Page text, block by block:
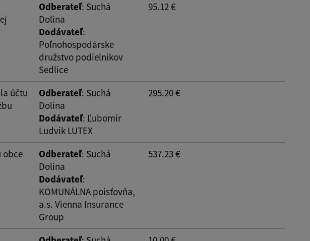
Odberateľ: Suchá
Dolina
Dodávateľ:
Poľnohospodárske
družstvo podielnikov
Sedlice
95.12 €
účtu
Odberateľ: Suchá
Dolina
Dodávateľ: Ľubomír
Ludvik LUTEX
295.20 €
obce Odberateľ: Suchá
Dolina
Dodávateľ:
KOMUNÁLNA poisťovňa,
a.s. Vienna Insurance
Group
537.23 €